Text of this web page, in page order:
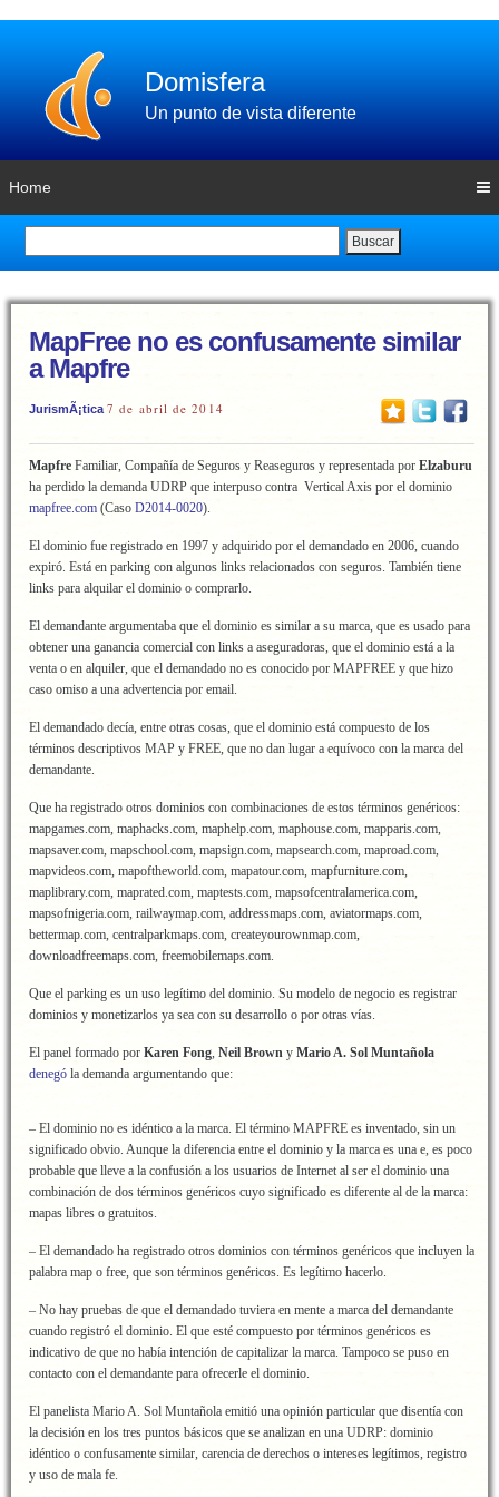
Domisfera
Un punto de vista diferente
Home
Buscar
MapFree no es confusamente similar
a Mapfre
JurismÃ¡tica 7 de abril de 2014
Mapfre Familiar, Compañía de Seguros y Reaseguros y representada por Elzaburu
ha perdido la demanda UDRP que interpuso contra Vertical Axis por el dominio
mapfree.com (Caso D2014-0020).
El dominio fue registrado en 1997 y adquirido por el demandado en 2006, cuando
expiró. Está en parking con algunos links relacionados con seguros. También tiene
links para alquilar el dominio o comprarlo.
El demandante argumentaba que el dominio es similar a su marca, que es usado para
obtener una ganancia comercial con links a aseguradoras, que el dominio está a la
venta o en alquiler, que el demandado no es conocido por MAPFREE y que hizo
caso omiso a una advertencia por email.
El demandado decía, entre otras cosas, que el dominio está compuesto de los
términos descriptivos MAP y FREE, que no dan lugar a equívoco con la marca del
demandante.
Que ha registrado otros dominios con combinaciones de estos términos genéricos:
mapgames.com, maphacks.com, maphelp.com, maphouse.com, mapparis.com,
mapsaver.com, mapschool.com, mapsign.com, mapsearch.com, maproad.com,
mapvideos.com, mapoftheworld.com, mapatour.com, mapfurniture.com,
maplibrary.com, maprated.com, maptests.com, mapsofcentralamerica.com,
mapsofnigeria.com, railwaymap.com, addressmaps.com, aviatormaps.com,
bettermap.com, centralparkmaps.com, createyourownmap.com,
downloadfreemaps.com, freemobilemaps.com.
Que el parking es un uso legítimo del dominio. Su modelo de negocio es registrar
dominios y monetizarlos ya sea con su desarrollo o por otras vías.
El panel formado por Karen Fong, Neil Brown y Mario A. Sol Muntañola
denegó la demanda argumentando que:
– El dominio no es idéntico a la marca. El término MAPFRE es inventado, sin un
significado obvio. Aunque la diferencia entre el dominio y la marca es una e, es poco
probable que lleve a la confusión a los usuarios de Internet al ser el dominio una
combinación de dos términos genéricos cuyo significado es diferente al de la marca:
mapas libres o gratuitos.
– El demandado ha registrado otros dominios con términos genéricos que incluyen la
palabra map o free, que son términos genéricos. Es legítimo hacerlo.
– No hay pruebas de que el demandado tuviera en mente a marca del demandante
cuando registró el dominio. El que esté compuesto por términos genéricos es
indicativo de que no había intención de capitalizar la marca. Tampoco se puso en
contacto con el demandante para ofrecerle el dominio.
El panelista Mario A. Sol Muntañola emitió una opinión particular que disentía con
la decisión en los tres puntos básicos que se analizan en una UDRP: dominio
idéntico o confusamente similar, carencia de derechos o intereses legítimos, registro
y uso de mala fe.